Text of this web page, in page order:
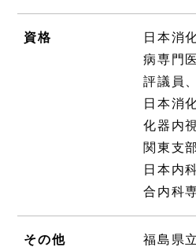
資格
日本消
病専門
評議員、
日本消
化器内
関東支
日本内
合内科
その他
福島県